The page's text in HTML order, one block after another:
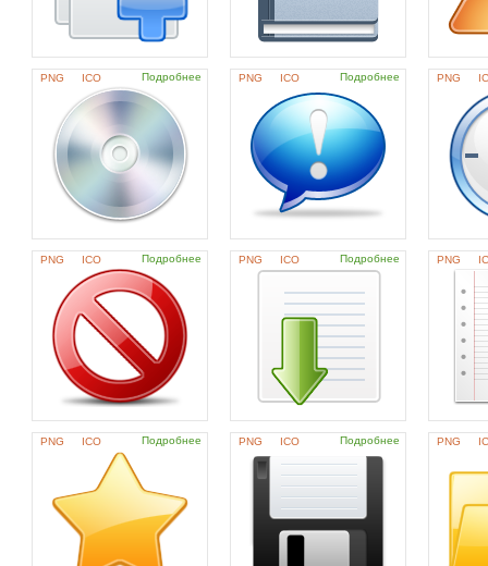
PNG ICO Подробнее PNG ICO Подробнее PNG
PNG ICO Подробнее PNG ICO Подробнее PNG
PNG ICO Подробнее PNG ICO Подробнее PNG